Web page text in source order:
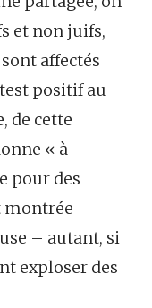
et non juifs,
affectés
positif au
de cette
« à
pour des
montrée
– autant, si
exploser des